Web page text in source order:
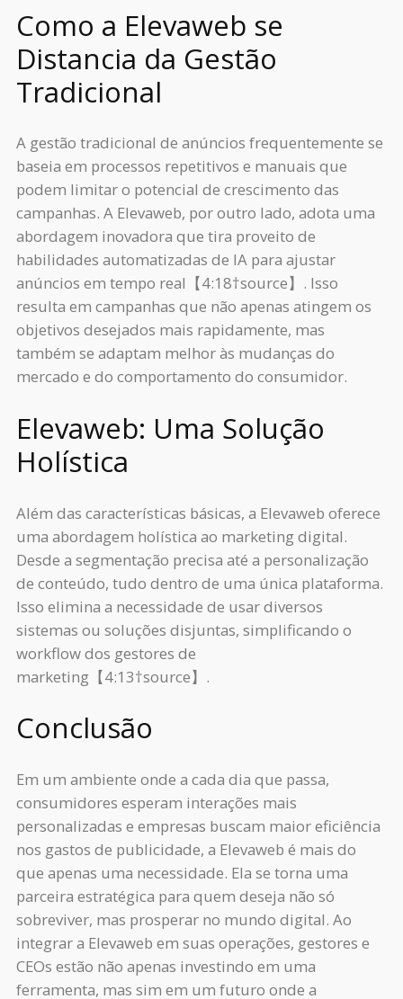
Como a Elevaweb se
Distancia da Gestão
Tradicional
A gestão tradicional de anúncios frequentemente se
baseia em processos repetitivos e manuais que
podem limitar o potencial de crescimento das
campanhas. A Elevaweb, por outro lado, adota uma
abordagem inovadora que tira proveito de
habilidades automatizadas de IA para ajustar
anúncios em tempo real【4:18†source】. Isso
resulta em campanhas que não apenas atingem os
objetivos desejados mais rapidamente, mas
também se adaptam melhor às mudanças do
mercado e do comportamento do consumidor.
Elevaweb: Uma Solução
Holística
Além das características básicas, a Elevaweb oferece
uma abordagem holística ao marketing digital.
Desde a segmentação precisa até a personalização
de conteúdo, tudo dentro de uma única plataforma.
Isso elimina a necessidade de usar diversos
sistemas ou soluções disjuntas, simplificando o
workflow dos gestores de
marketing【4:13†source】.
Conclusão
Em um ambiente onde a cada dia que passa,
consumidores esperam interações mais
personalizadas e empresas buscam maior eficiência
nos gastos de publicidade, a Elevaweb é mais do
que apenas uma necessidade. Ela se torna uma
parceira estratégica para quem deseja não só
sobreviver, mas prosperar no mundo digital. Ao
integrar a Elevaweb em suas operações, gestores e
CEOs estão não apenas investindo em uma
ferramenta, mas sim em um futuro onde a